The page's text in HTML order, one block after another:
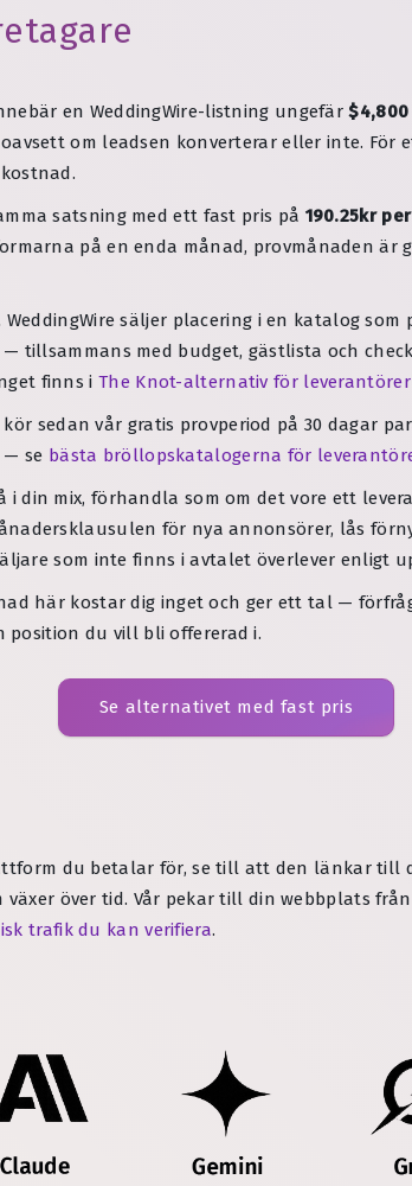
en WeddingWire-listning ungefär
om leadsen konverterar eller inte. För
satsning med ett fast pris på 190.25kr
på en enda månad, provmånaden är
säljer placering i en katalog
tillsammans med budget, gästlista och
finns i The Knot-alternativ för leverantörer
sedan vår gratis provperiod på 30 dagar
— se bästa bröllopskatalogerna för
i din mix, förhandla som om det vore ett
för nya annonsörer, lås
som inte finns i avtalet överlever enligt
här kostar dig inget och ger ett tal —
position du vill bli offererad i.
Se alternativet med fast pris
du betalar för, se till att den länkar till
växer över tid. Vår pekar till din webbplats
trafik du kan verifiera.